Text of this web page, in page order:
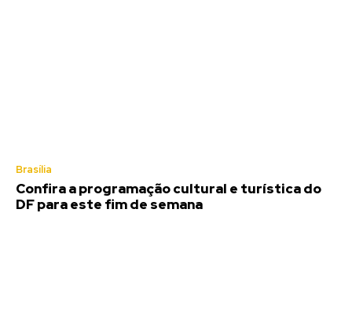
Brasília
Confira a programação cultural e turística do
DF para este fim de semana